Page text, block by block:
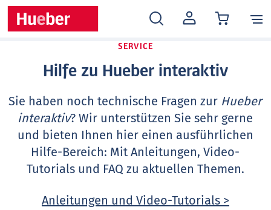
MEIN
KONTO
SERVICE
Hilfe zu Hueber interaktiv
Sie haben noch technische Fragen zur Hueber
interaktiv? Wir unterstützen Sie sehr gerne
und bieten Ihnen hier einen ausführlichen
Hilfe-Bereich: Mit Anleitungen, Video-
Tutorials und FAQ zu aktuellen Themen.
Anleitungen und Video-Tutorials >